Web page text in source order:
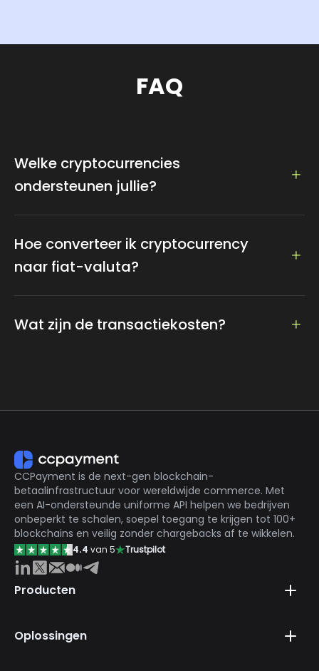
FAQ
Welke cryptocurrencies
ondersteunen jullie?
zoals Bitcoin, Ethereum, Dogecoin, Litecoin, Tether...
Hoe converteer ik cryptocurrency
naar fiat-valuta?
die gemakkelijk toegankelijk is door de valuta en het
bedrag in te stellen
Wat zijn de transactiekosten?
CCPayment is de next-gen blockchain-
betaalinfrastructuur voor wereldwijde commerce. Met
een AI-ondersteunde uniforme API helpen we bedrijven
onbeperkt te schalen, soepel toegang te krijgen tot 100+
blockchains en veilig zonder chargebacks af te wikkelen.
4.4 van 5 Trustpilot
Producten
Oplossingen